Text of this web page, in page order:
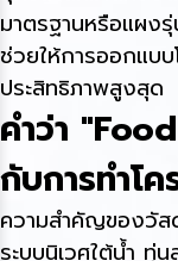
มาตรฐานหรือแผง
ช่วยให้การออกแบ
ประสิทธิภาพสูงสุด
คำว่า
กับการทำโ
ความสำคัญของวั
ระบบนิเวศใต้น้ำ ทุ่